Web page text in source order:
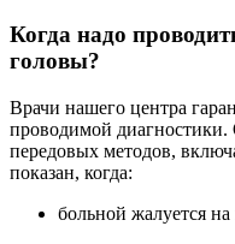
Когда надо
головы?
Врачи нашего центра
проводимой
передовых методов,
показан, когда:
больной жалуется